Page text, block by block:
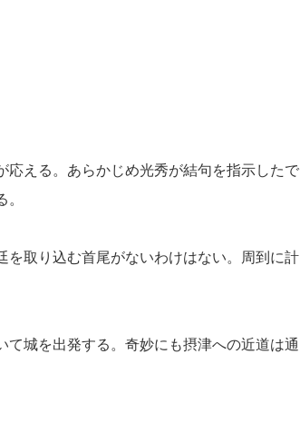
える。あらかじめ光秀が結句を指示したで
取り込む首尾がないわけはない。周到に計
城を出発する。奇妙にも摂津への近道は通